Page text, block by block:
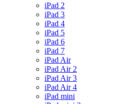
iPad 2
iPad 3
iPad 4
iPad 5
iPad 6
iPad 7
iPad Air
iPad Air 2
iPad Air 3
iPad Air 4
iPad mini